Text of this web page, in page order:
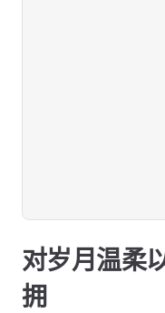
对岁月温柔
拥